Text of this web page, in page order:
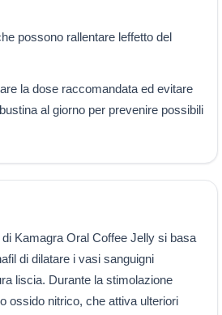
possono rallentare leffetto del
la dose raccomandata ed evitare
al giorno per prevenire possibili
Kamagra Oral Coffee Jelly si basa
di dilatare i vasi sanguigni
liscia. Durante la stimolazione
ossido nitrico, che attiva ulteriori